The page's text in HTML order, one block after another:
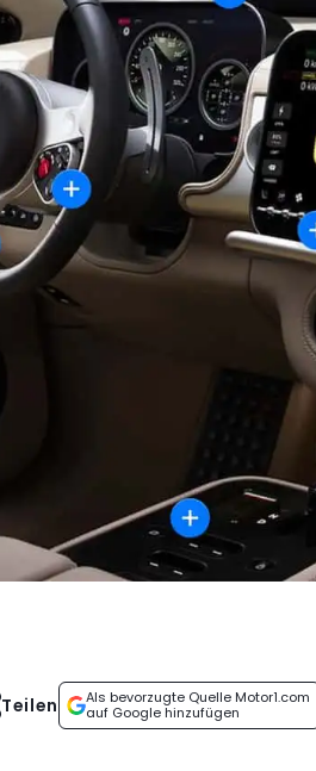
Als bevorzugte Quelle Motor1.com
auf Google hinzufügen
Teilen